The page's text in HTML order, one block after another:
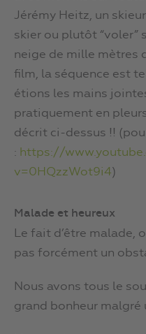
Jérémy Heitz, un
skier ou plutôt “voler”
neige de mille mètres
film, la séquence est
étions les mains
pratiquement en
décrit ci-dessus !!
: https://
v=0HQzzWot9i4)
Malade et heureux
Le fait d’être malade,
pas forcément un
Nous avons tous le
grand bonheur malgré